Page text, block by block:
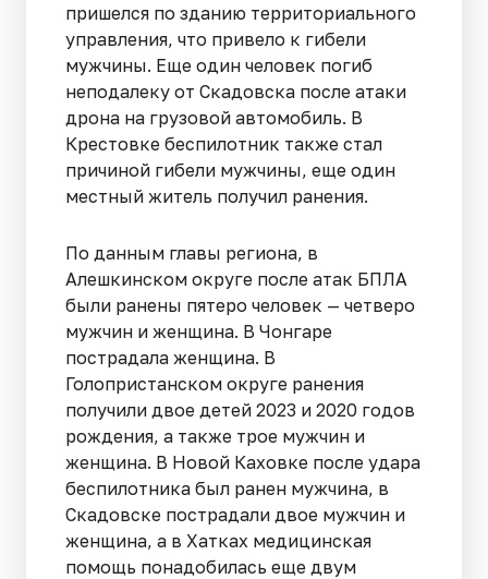
пришелся по зданию территориального
управления, что привело к гибели
мужчины. Еще один человек погиб
неподалеку от Скадовска после атаки
дрона на грузовой автомобиль. В
Крестовке беспилотник также стал
причиной гибели мужчины, еще один
местный житель получил ранения.
По данным главы региона, в
Алешкинском округе после атак БПЛА
были ранены пятеро человек — четверо
мужчин и женщина. В Чонгаре
пострадала женщина. В
Голопристанском округе ранения
получили двое детей 2023 и 2020 годов
рождения, а также трое мужчин и
женщина. В Новой Каховке после удара
беспилотника был ранен мужчина, в
Скадовске пострадали двое мужчин и
женщина, а в Хатках медицинская
помощь понадобилась еще двум